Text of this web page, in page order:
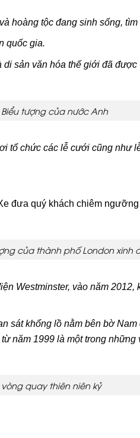
hoàng tộc đang sinh sống,
quốc gia.
sản văn hóa thế giới đã
Biểu tượng của nước Anh
tổ chức các lễ cưới cũng như
đưa quý khách chiêm
của thành phố London xinh
Westminster, vào năm
sát khổng lồ nằm bên bờ
năm 1999 là một trong
vòng quay thiên niên kỷ